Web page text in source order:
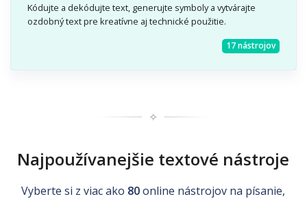
Kódujte a dekódujte text, generujte symboly a vytvárajte
ozdobný text pre kreatívne aj technické použitie.
17 nástrojov
✧
Najpoužívanejšie textové nástroje
Vyberte si z viac ako 80online nástrojov na písanie,